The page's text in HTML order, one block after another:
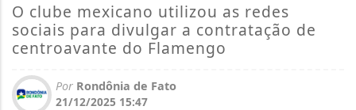
O clube mexicano utilizou as redes
sociais para divulgar a contratação de
centroavante do Flamengo
Por Rondônia de Fato
21/12/2025 15:47